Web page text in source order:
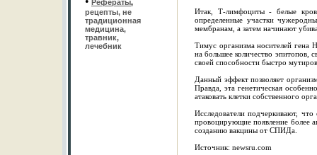
Рефераты,
рецепты, не
традиционная
медицина,
травник,
лечебник
Итак, Т-лимфоциты - белые
определенные участки
мембранам, а затем начинают
Тимус организма носителей гена
на большее количество
своей способности быстро
Данный эффект позволяет
Правда, эта генетическая
атаковать клетки собственного
Исследователи подчеркивают,
провоцирующие появление более
созданию вакцины от СПИДа.
Источник: newsru.com